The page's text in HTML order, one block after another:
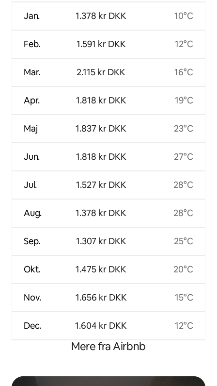
Jan.
Feb.
Mar.
Apr.
Maj
Jun.
Jul.
Aug.
Sep.
Okt.
Nov.
Dec.
1.378 kr DKK
1.591 kr DKK
2.115 kr DKK
1.818 kr DKK
1.837 kr DKK
1.818 kr DKK
1.527 kr DKK
1.378 kr DKK
1.307 kr DKK
1.475 kr DKK
1.656 kr DKK
1.604 kr DKK
10°C
12°C
16°C
19°C
23°C
27°C
28°C
28°C
25°C
20°C
15°C
12°C
Mere fra Airbnb